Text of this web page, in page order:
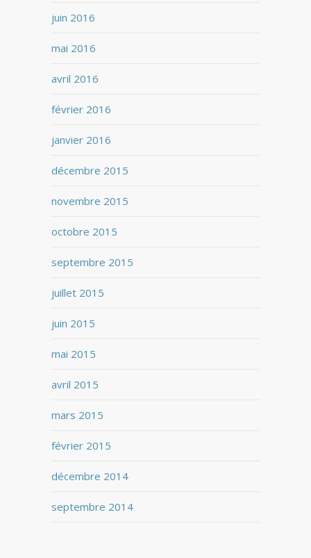
juin 2016
mai 2016
avril 2016
février 2016
janvier 2016
décembre 2015
novembre 2015
octobre 2015
septembre 2015
juillet 2015
juin 2015
mai 2015
avril 2015
mars 2015
février 2015
décembre 2014
septembre 2014